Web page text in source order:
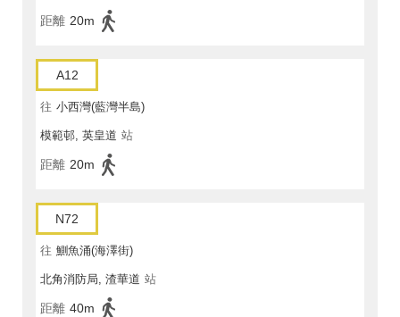
距離 20m
A12
往 小西灣(藍灣半島)
模範邨, 英皇道 站
距離 20m
N72
往 鰂魚涌(海澤街)
北角消防局, 渣華道 站
距離 40m